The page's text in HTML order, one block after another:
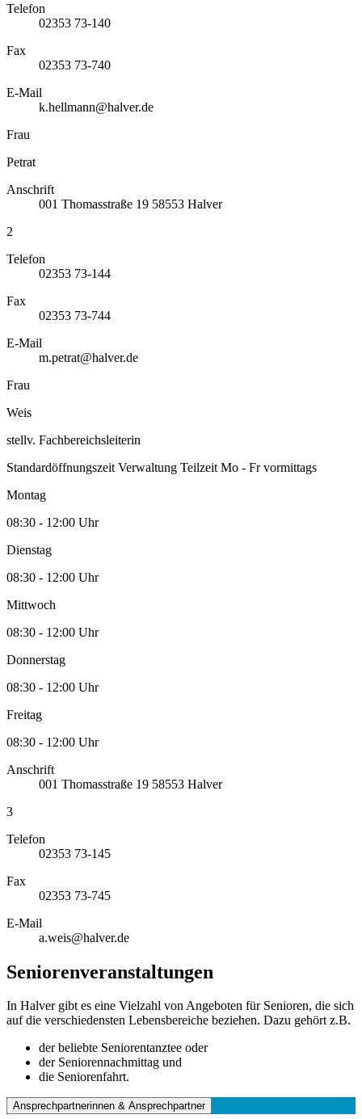
Telefon
02353 73-140
Fax
02353 73-740
E-Mail
k.hellmann@halver.de
Frau
Petrat
Anschrift
001 Thomasstraße 19 58553 Halver
2
Telefon
02353 73-144
Fax
02353 73-744
E-Mail
m.petrat@halver.de
Frau
Weis
stellv. Fachbereichsleiterin
Standardöffnungszeit Verwaltung Teilzeit Mo - Fr vormittags
Montag
08:30 - 12:00 Uhr
Dienstag
08:30 - 12:00 Uhr
Mittwoch
08:30 - 12:00 Uhr
Donnerstag
08:30 - 12:00 Uhr
Freitag
08:30 - 12:00 Uhr
Anschrift
001 Thomasstraße 19 58553 Halver
3
Telefon
02353 73-145
Fax
02353 73-745
E-Mail
a.weis@halver.de
Seniorenveranstaltungen
In Halver gibt es eine Vielzahl von Angeboten für Senioren, die sich
auf die verschiedensten Lebensbereiche beziehen. Dazu gehört z.B.
der beliebte Seniorentanztee oder
der Seniorennachmittag und
die Seniorenfahrt.
Ansprechpartnerinnen & Ansprechpartner